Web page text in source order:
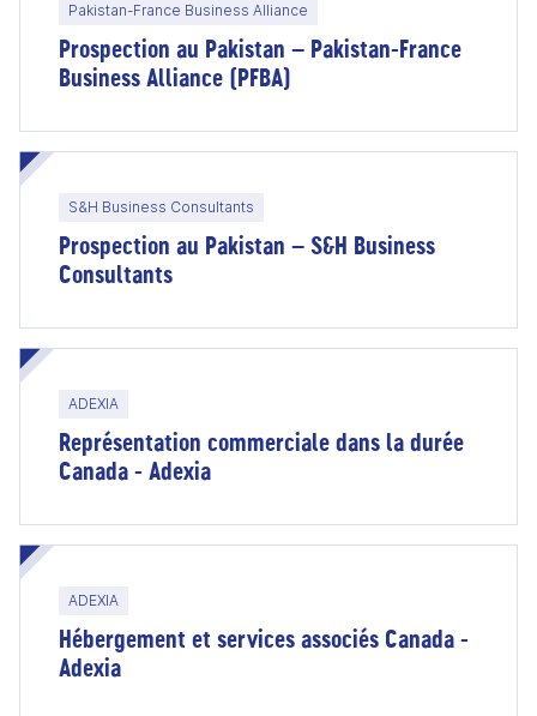
Pakistan-France Business Alliance
Prospection au Pakistan – Pakistan-France
Business Alliance (PFBA)
S&H Business Consultants
Prospection au Pakistan – S&H Business
Consultants
ADEXIA
Représentation commerciale dans la durée
Canada - Adexia
ADEXIA
Hébergement et services associés Canada -
Adexia